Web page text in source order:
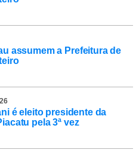
assumem a Prefeitura de
é eleito presidente da
pela 3ª vez